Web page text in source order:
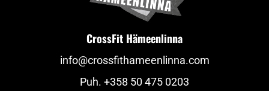
CrossFit Hämeenlinna
info@crossfithameenlinna.com
Puh. +358 50 475 0203